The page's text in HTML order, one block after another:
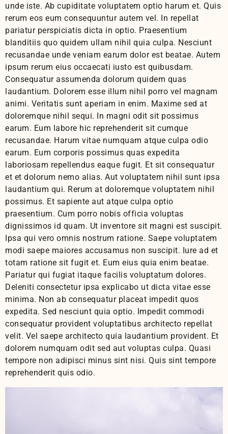
unde iste. Ab cupiditate voluptatem optio harum et. Quis
rerum eos eum consequuntur autem vel. In repellat
pariatur perspiciatis dicta in optio. Praesentium
blanditiis quo quidem ullam nihil quia culpa. Nesciunt
recusandae unde veniam earum dolor est beatae. Autem
ipsum rerum eius occaecati iusto est quibusdam.
Consequatur assumenda dolorum quidem quas
laudantium. Dolorem esse illum nihil porro vel magnam
animi. Veritatis sunt aperiam in enim. Maxime sed at
doloremque nihil sequi. In magni odit sit possimus
earum. Eum labore hic reprehenderit sit cumque
recusandae. Harum vitae numquam atque culpa odio
earum. Eum corporis possimus quas expedita
laboriosam repellendus eaque fugit. Et sit consequatur
et et dolorum nemo alias. Aut voluptatem nihil sunt ipsa
laudantium qui. Rerum at doloremque voluptatem nihil
possimus. Et sapiente aut atque culpa optio
praesentium. Cum porro nobis officia voluptas
dignissimos id quam. Ut inventore sit magni est suscipit.
Ipsa qui vero omnis nostrum ratione. Saepe voluptatem
modi saepe maiores accusamus non suscipit. Iure ad et
totam ratione sit fugit et. Eum eius quia enim beatae.
Pariatur qui fugiat itaque facilis voluptatum dolores.
Deleniti consectetur ipsa explicabo ut dicta vitae esse
minima. Non ab consequatur placeat impedit quos
expedita. Sed nesciunt quia optio. Impedit commodi
consequatur provident voluptatibus architecto repellat
velit. Vel saepe architecto quia laudantium provident. Et
dolorem numquam odit sed aut voluptas culpa. Quasi
tempore non adipisci minus sint nisi. Quis sint tempore
reprehenderit quis odio.